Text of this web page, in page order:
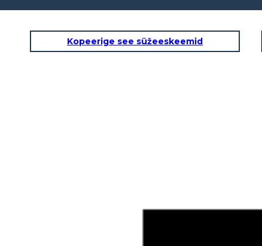
Kopeerige see süžeeskeemid